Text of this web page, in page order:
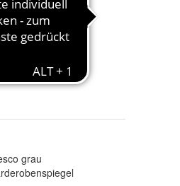
Garderobe Schuhbank in Kastanie und grau Bank 107 cm Flur Sitzbank Diele Beveren
grau